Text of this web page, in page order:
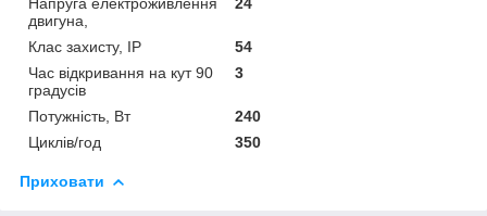
двигуна,
Клас захисту, IP
54
Час відкривання на кут 90
градусів
3
Потужність, Вт
240
Циклів/год
350
Приховати